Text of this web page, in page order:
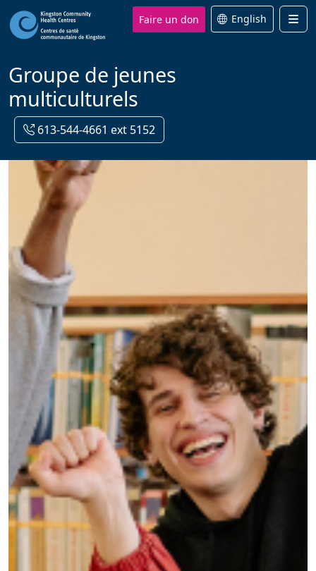
Faire un don English
Groupe de jeunes
multiculturels
613-544-4661 ext 5152